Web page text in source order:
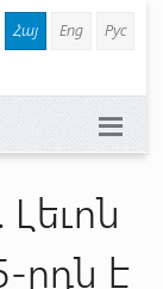
Հայ Eng Рус
րդն է